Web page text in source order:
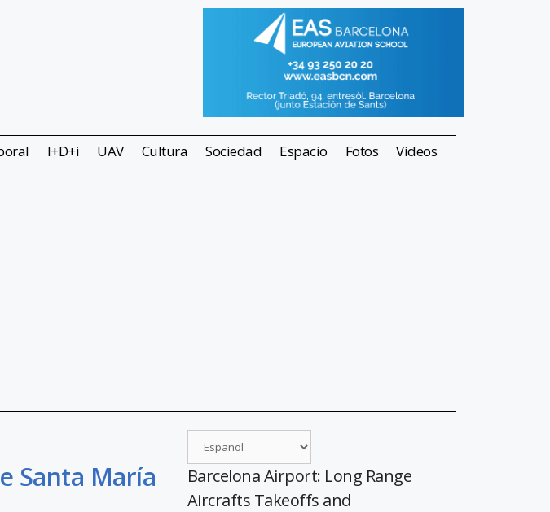
I+D+i UAV Cultura Sociedad Espacio Fotos Vídeos
Santa María
Barcelona Airport: Long Range
Aircrafts Takeoffs and